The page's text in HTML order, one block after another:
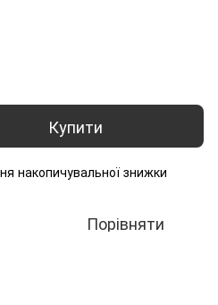
Купити
накопичувальної знижки
Порівняти